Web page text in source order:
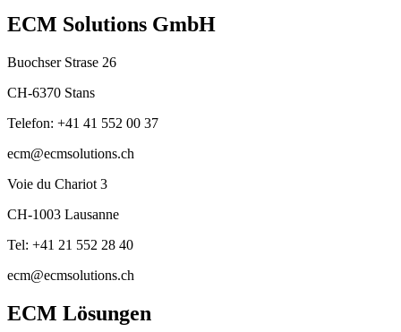
ECM Solutions GmbH
Buochser Strase 26
CH-6370 Stans
Telefon: +41 41 552 00 37
ecm@ecmsolutions.ch
Voie du Chariot 3
CH-1003 Lausanne
Tel: +41 21 552 28 40
ecm@ecmsolutions.ch
ECM Lösungen